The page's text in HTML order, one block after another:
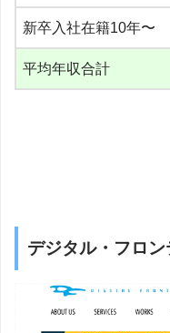
新卒入社在籍10年〜
平均年収合計
デジタル・フロ